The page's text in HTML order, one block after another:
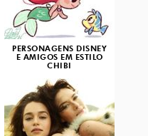
PERSONAGENS DISNEY
E AMIGOS EM ESTILO
CHIBI